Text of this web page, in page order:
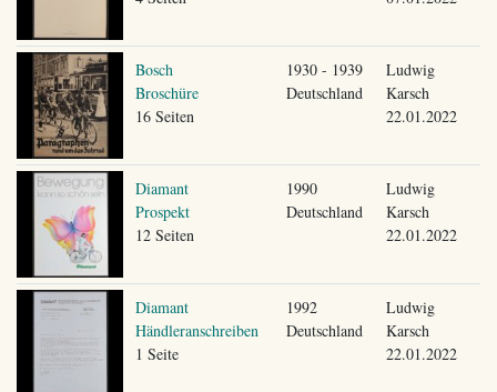
Bosch
Broschüre
16 Seiten
1930 - 1939
Deutschland
Ludwig
Karsch
22.01.2022
Diamant
Prospekt
12 Seiten
1990
Deutschland
Ludwig
Karsch
22.01.2022
Diamant
Händleranschreiben
1 Seite
1992
Deutschland
Ludwig
Karsch
22.01.2022